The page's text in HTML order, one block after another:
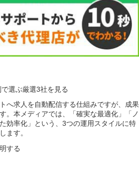
選ぶ厳選3社を見る
へ求人を自動配信する仕組みですが、成果
。本メディアでは、「確実な最適化」「ノ
効率化」という、3つの運用スタイルに特
ます。
する